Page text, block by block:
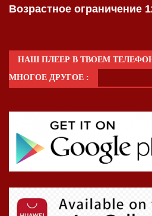
Возрастное ограничение
НАШ ПЛЕЕР В ТВОЕМ
МНОГОЕ ДРУГОЕ :